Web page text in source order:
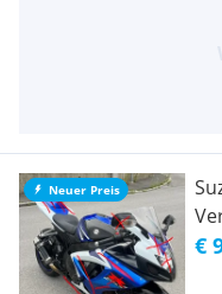
Neuer Preis
€